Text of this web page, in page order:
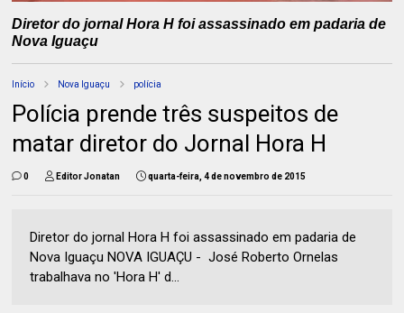
Diretor do jornal Hora H foi assassinado em padaria de
Nova Iguaçu
Início Nova Iguaçu polícia
Polícia prende três suspeitos de
matar diretor do Jornal Hora H
0 Editor Jonatan quarta-feira, 4 de novembro de 2015
Diretor do jornal Hora H foi assassinado em padaria de
Nova Iguaçu NOVA IGUAÇU - José Roberto Ornelas
trabalhava no 'Hora H' d...